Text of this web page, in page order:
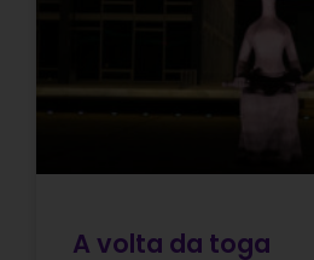
A volta da toga